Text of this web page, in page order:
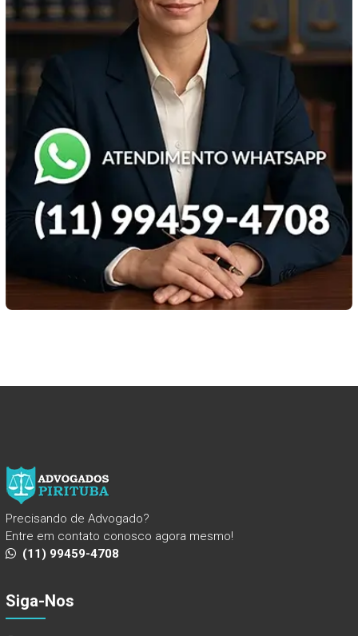
Precisando de Advogado?
Entre em contato conosco agora mesmo!
(11) 99459-4708
Siga-Nos